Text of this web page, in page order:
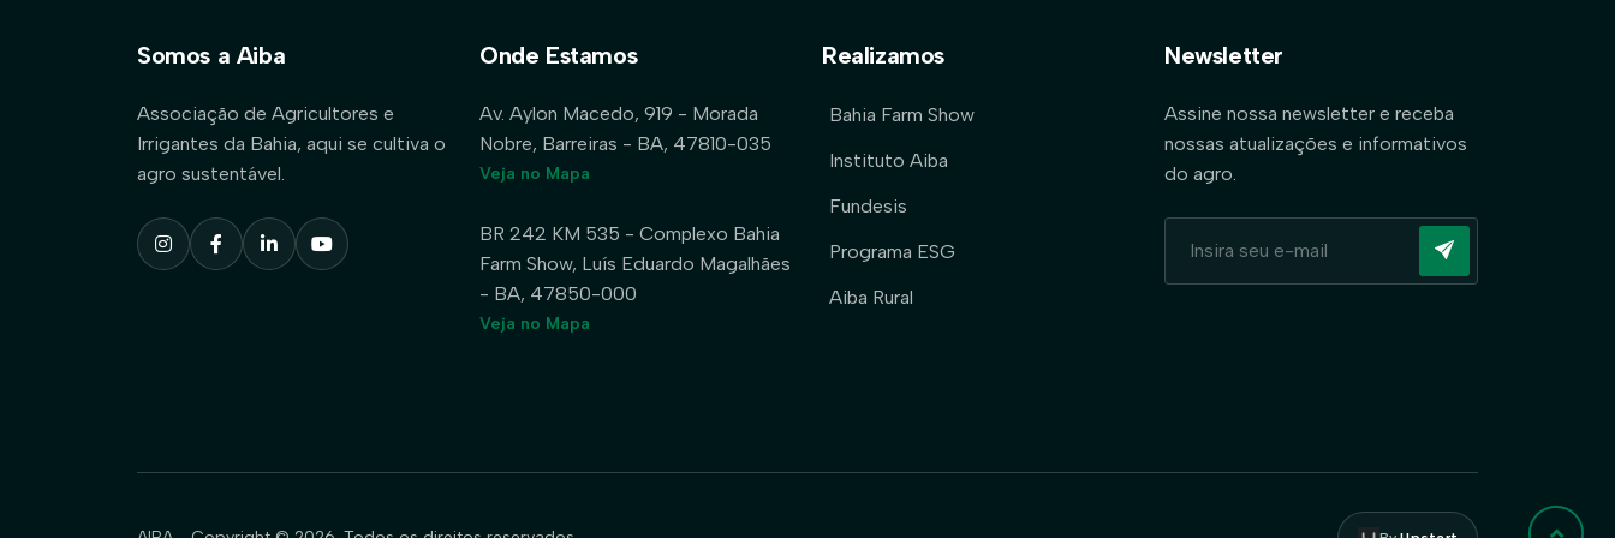
Somos a Aiba
Associação de Agricultores e
Irrigantes da Bahia, aqui se cultiva o
agro sustentável.
Onde Estamos
Av. Aylon Macedo, 919 - Morada
Nobre, Barreiras - BA, 47810-035
Veja no Mapa
BR 242 KM 535 - Complexo Bahia
Farm Show, Luís Eduardo Magalhães
- BA, 47850-000
Veja no Mapa
Realizamos
Bahia Farm Show
Instituto Aiba
Fundesis
Programa ESG
Aiba Rural
Newsletter
Assine nossa newsletter e receba
nossas atualizações e informativos
do agro.